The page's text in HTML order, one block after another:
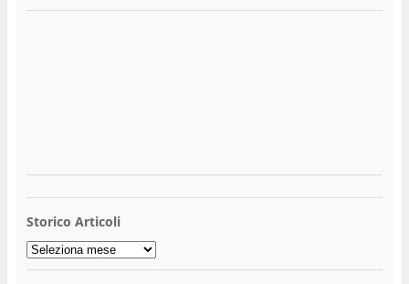
Storico Articoli
Storico
Articoli